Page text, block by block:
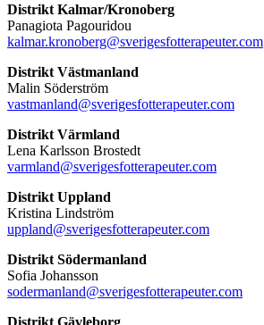
Distrikt Kalmar/Kronoberg
Panagiota Pagouridou
kalmar.kronoberg@sverigesfotterapeuter.com
Distrikt Västmanland
Malin Söderström
vastmanland@sverigesfotterapeuter.com
Distrikt Värmland
Lena Karlsson Brostedt
varmland@sverigesfotterapeuter.com
Distrikt Uppland
Kristina Lindström
uppland@sverigesfotterapeuter.com
Distrikt Södermanland
Sofia Johansson
sodermanland@sverigesfotterapeuter.com
Distrikt Gävleborg